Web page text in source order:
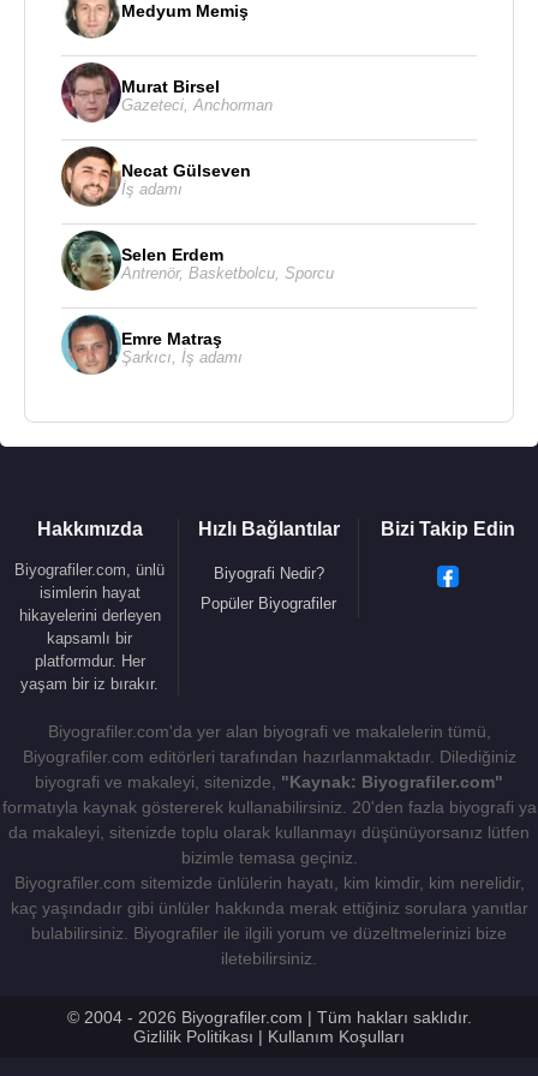
Kaynak:Biyografiler.com
Medyum Memiş
Murat Birsel
Gazeteci Anchorman
Necat Gülseven
İş adamı
Selen Erdem
Antrenör, Basketbolcu Sporcu
Emre Matraş
Şarkıcı İş adamı
Hakkımızda
Biyografiler.com, ünlü
isimlerin hayat
hikayelerini derleyen
kapsamlı bir
platformdur. Her
yaşam bir iz bırakır.
Hızlı Bağlantılar
Biyografi Nedir?
Popüler Biyografiler
Bizi Takip Edin
Biyografiler.com'da yer alan biyografi ve makalelerin tümü,
Biyografiler.com editörleri tarafından hazırlanmaktadır. Dilediğiniz
biyografi ve makaleyi, sitenizde, "Kaynak: Biyografiler.com"
formatıyla kaynak göstererek kullanabilirsiniz. 20'den fazla biyografi ya
da makaleyi, sitenizde toplu olarak kullanmayı düşünüyorsanız lütfen
bizimle temasa geçiniz.
Biyografiler.com sitemizde ünlülerin hayatı, kim kimdir, kim nerelidir,
kaç yaşındadır gibi ünlüler hakkında merak ettiğiniz sorulara yanıtlar
bulabilirsiniz. Biyografiler ile ilgili yorum ve düzeltmelerinizi bize
iletebilirsiniz.
© 2004 - 2026 Biyografiler.com | Tüm hakları saklıdır.
Gizlilik Politikası | Kullanım Koşulları